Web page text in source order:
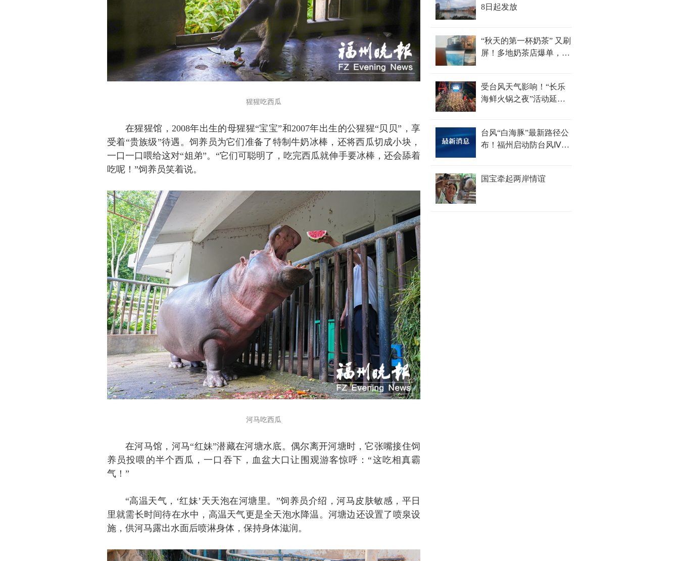
猩猩吃西瓜
在猩猩馆，2008年出生的母猩猩“宝宝”和2007年出生的公猩猩“贝贝”，享
受着“贵族级”待遇。饲养员为它们准备了特制牛奶冰棒，还将西瓜切成小块，
一口一口喂给这对“姐弟”。“它们可聪明了，吃完西瓜就伸手要冰棒，还会舔着
吃呢！”饲养员笑着说。
河马吃西瓜
在河马馆，河马“红妹”潜藏在河塘水底。偶尔离开河塘时，它张嘴接住饲
养员投喂的半个西瓜，一口吞下，血盆大口让围观游客惊呼：“这吃相真霸
气！”
“高温天气，‘红妹’天天泡在河塘里。”饲养员介绍，河马皮肤敏感，平日
里就需长时间待在水中，高温天气更是全天泡水降温。河塘边还设置了喷泉设
施，供河马露出水面后喷淋身体，保持身体滋润。
8日起发放
“秋天的第一杯奶茶” 又刷
屏！多地奶茶店爆单，福
受台风天气影响！“长乐
海鲜火锅之夜”活动延期
台风“白海豚”最新路径公
布！福州启动防台风Ⅳ级
国宝牵起两岸情谊